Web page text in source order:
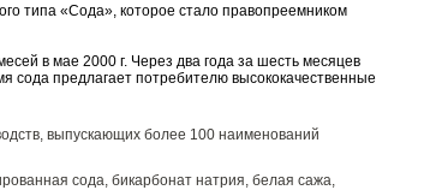
типа «Сода», которое стало правопреемником
в мае 2000 г. Через два года за шесть месяцев
сода предлагает потребителю высококачественные
выпускающих более 100 наименований
сода, бикарбонат натрия, белая сажа,